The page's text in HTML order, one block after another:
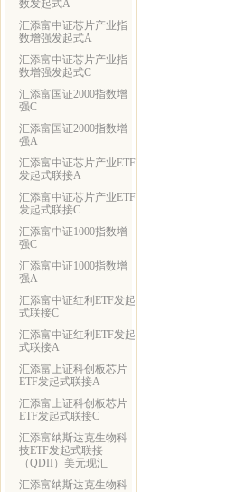
数发起式A
汇添富中证芯片产业指
数增强发起式A
汇添富中证芯片产业指
数增强发起式C
汇添富国证2000指数增
强C
汇添富国证2000指数增
强A
汇添富中证芯片产业ETF
发起式联接A
汇添富中证芯片产业ETF
发起式联接C
汇添富中证1000指数增
强C
汇添富中证1000指数增
强A
汇添富中证红利ETF发起
式联接C
汇添富中证红利ETF发起
式联接A
汇添富上证科创板芯片
ETF发起式联接A
汇添富上证科创板芯片
ETF发起式联接C
汇添富纳斯达克生物科
技ETF发起式联接
（QDII）美元现汇
汇添富纳斯达克生物科